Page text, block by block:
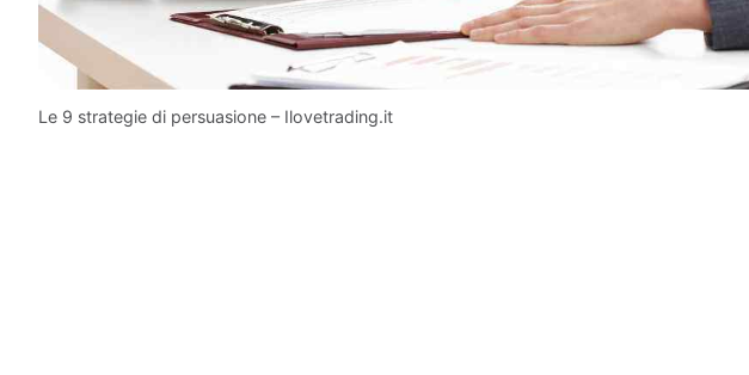
Le 9 strategie di persuasione – Ilovetrading.it